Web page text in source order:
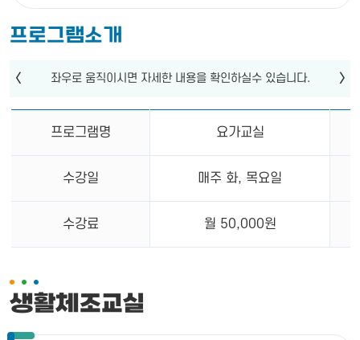
프로그램소개
프로그램명 요가교실
수강일 매주 화, 목요일
수강료 월 50,000원
생활체조교실